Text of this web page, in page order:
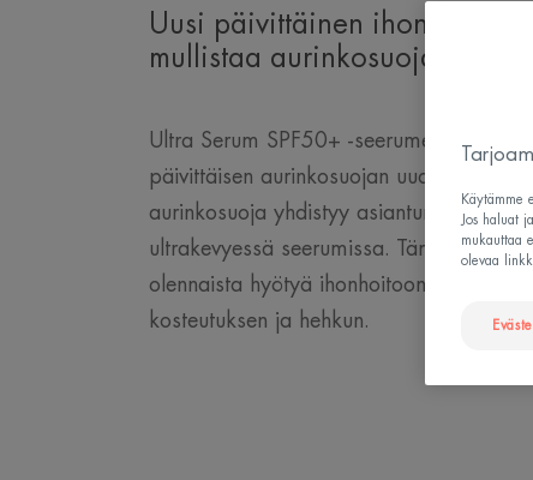
Uusi päivittäinen
mullistaa aurinkosuojan.
Ultra Serum SPF50+ -seerumeilla Avène
päivittäisen aurinkosuojan uudelle
aurinkosuoja yhdistyy asiantuntevan
ultrakevyessä seerumissa. Tämä
olennaista hyötyä ihonhoitoon: anti-age-
kosteutuksen ja hehkun.
Käytämme
Jos haluat
mukauttaa
olevaa